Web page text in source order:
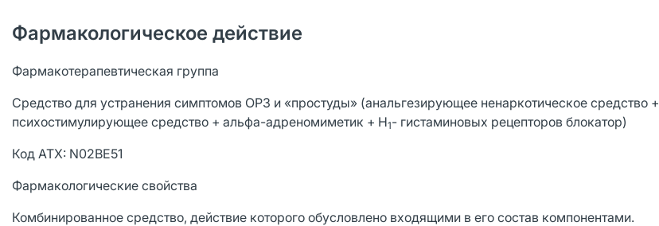
Фармакологическое действие
Фармакотерапевтическая группа
Средство для устранения симптомов ОРЗ и «простуды» (анальгезирующее ненаркотическое средство +
психостимулирующее средство + альфа-адреномиметик + Н1- гистаминовых рецепторов блокатор)
Код АТХ: N02BE51
Фармакологические свойства
Комбинированное средство, действие которого обусловлено входящими в его состав компонентами.